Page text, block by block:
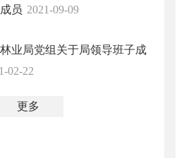
员 2021-09-09
业局党组关于局领导班子成
02-22
更多